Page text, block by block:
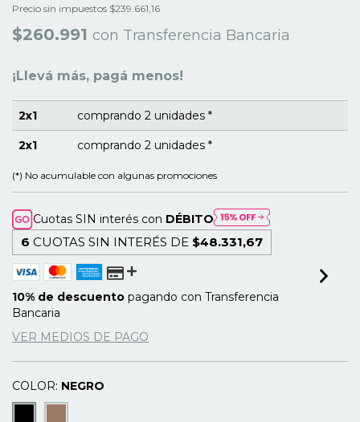
Precio sin impuestos $239.661,16
$260.991 con Transferencia Bancaria
¡Llevá más, pagá menos!
2x1 comprando 2 unidades *
2x1 comprando 2 unidades *
(*) No acumulable con algunas promociones
Cuotas SIN interés con DÉBITO
6 CUOTAS SIN INTERÉS DE $48.331,67
10% de descuento pagando con Transferencia
Bancaria
VER MEDIOS DE PAGO
COLOR: NEGRO